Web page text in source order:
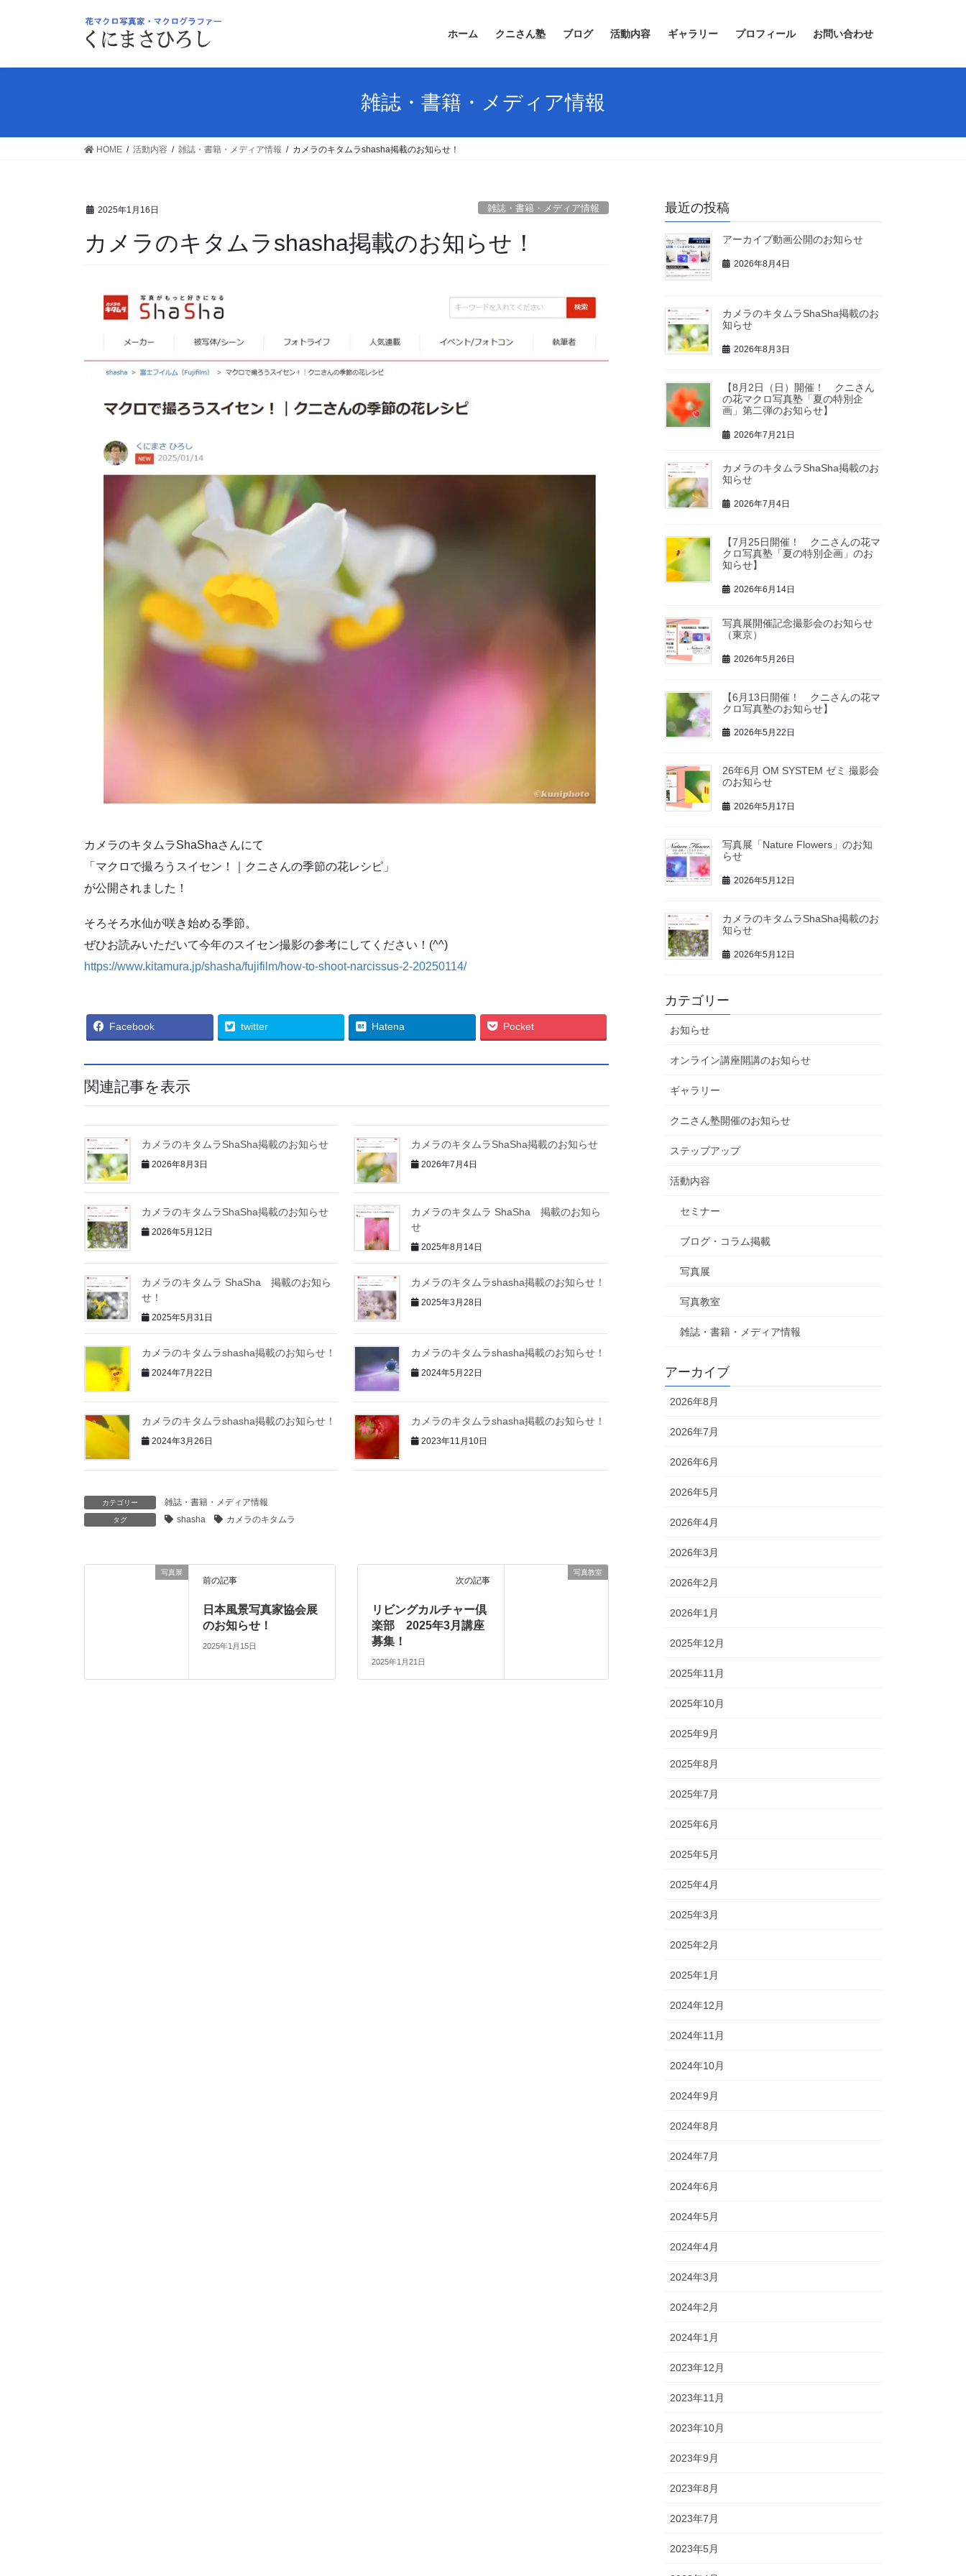
ホーム クニさん塾 ブログ 活動内容 ギャラリー プロフィール お問い合わせ
雑誌・書籍・メディア情報
HOME 活動内容 雑誌・書籍・メディア情報 カメラのキタムラshasha掲載のお知らせ！
2025年1月16日 雑誌・書籍・メディア情報
カメラのキタムラshasha掲載のお知らせ！
カメラのキタムラShaShaさんにて
「マクロで撮ろうスイセン！｜クニさんの季節の花レシピ」
が公開されました！
そろそろ水仙が咲き始める季節。
ぜひお読みいただいて今年のスイセン撮影の参考にしてください！(^^)
https://www.kitamura.jp/shasha/fujifilm/how-to-shoot-narcissus-2-20250114/
Facebook twitter Hatena Pocket
関連記事を表示
カメラのキタムラShaSha掲載のお知らせ
2026年8月3日
カメラのキタムラShaSha掲載のお知らせ
2026年7月4日
カメラのキタムラShaSha掲載のお知らせ
2026年5月12日
カメラのキタムラ ShaSha 掲載のお知ら
せ
2025年8月14日
カメラのキタムラ ShaSha 掲載のお知ら
せ！
2025年5月31日
カメラのキタムラshasha掲載のお知らせ！
2025年3月28日
カメラのキタムラshasha掲載のお知らせ！
2024年7月22日
カメラのキタムラshasha掲載のお知らせ！
2024年5月22日
カメラのキタムラshasha掲載のお知らせ！
2024年3月26日
カメラのキタムラshasha掲載のお知らせ！
2023年11月10日
カテゴリー 雑誌・書籍・メディア情報
タグ shasha カメラのキタムラ
写真展
前の記事
日本風景写真家協会展
のお知らせ！
2025年1月15日
写真教室
次の記事
リビングカルチャー倶
楽部 2025年3月講座
募集！
2025年1月21日
最近の投稿
アーカイブ動画公開のお知らせ
2026年8月4日
カメラのキタムラShaSha掲載のお
知らせ
2026年8月3日
【8月2日（日）開催！ クニさん
の花マクロ写真塾「夏の特別企
画」第二弾のお知らせ】
2026年7月21日
カメラのキタムラShaSha掲載のお
知らせ
2026年7月4日
【7月25日開催！ クニさんの花マ
クロ写真塾「夏の特別企画」のお
知らせ】
2026年6月14日
写真展開催記念撮影会のお知らせ
（東京）
2026年5月26日
【6月13日開催！ クニさんの花マ
クロ写真塾のお知らせ】
2026年5月22日
26年6月 OM SYSTEM ゼミ 撮影会
のお知らせ
2026年5月17日
写真展「Nature Flowers」のお知
らせ
2026年5月12日
カメラのキタムラShaSha掲載のお
知らせ
2026年5月12日
カテゴリー
お知らせ
オンライン講座開講のお知らせ
ギャラリー
クニさん塾開催のお知らせ
ステップアップ
活動内容
セミナー
ブログ・コラム掲載
写真展
写真教室
雑誌・書籍・メディア情報
アーカイブ
2026年8月
2026年7月
2026年6月
2026年5月
2026年4月
2026年3月
2026年2月
2026年1月
2025年12月
2025年11月
2025年10月
2025年9月
2025年8月
2025年7月
2025年6月
2025年5月
2025年4月
2025年3月
2025年2月
2025年1月
2024年12月
2024年11月
2024年10月
2024年9月
2024年8月
2024年7月
2024年6月
2024年5月
2024年4月
2024年3月
2024年2月
2024年1月
2023年12月
2023年11月
2023年10月
2023年9月
2023年8月
2023年7月
2023年5月